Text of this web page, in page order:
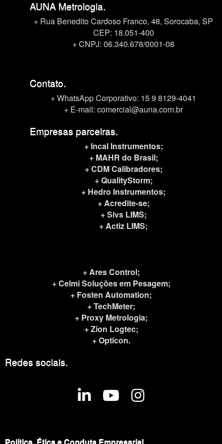
AUNA Metrologia.
+ Rua Benedito Cardoso Franco, 48, Sorocaba, SP
CEP: 18.051-400
+ CNPJ: 06.340.678/0001-08
Contato.
+ WhatsApp Corporativo: 15 9 8129-4041
+ E-mail: comercial@auna.com.br
Empresas parceiras.
+ Incal Instrumentos;
+ MAHR do Brasil;
+ CDM Calibradores;
+ QualityStorm;
+ Hedro Instrumentos;
+ Acredite-se;
+ Sivs LIMS;
+ Actiz LIMS;
+ Ares Control;
+ Celmi Soluções em Pesagem;
+ Fosten Automation;
+ TechMeter;
+ Proxy Metrologia;
+ Zion Logtec;
+ Opticon.
Redes sociais.
fa-
fa-
Política, Ética e Conduta Empresarial